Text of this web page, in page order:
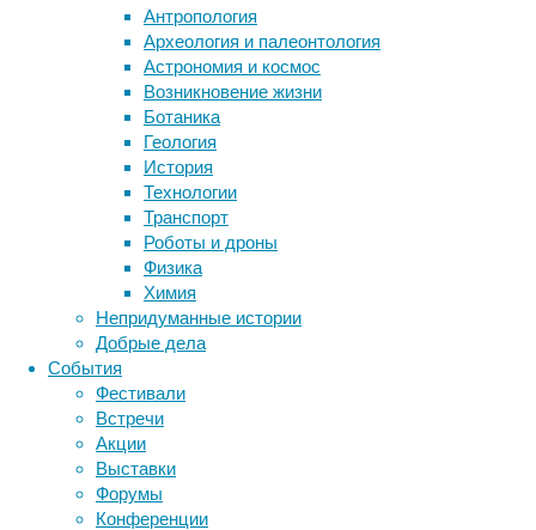
Антропология
Археология и палеонтология
Астрономия и космос
Возникновение жизни
Ботаника
Геология
История
Технологии
Транспорт
Роботы и дроны
Физика
Химия
Непридуманные истории
Добрые дела
События
Фестивали
Встречи
Акции
Выставки
Форумы
Конференции
результат.
Но
стоматологическая
эстетика
требует
последовательности.
Не
каждую
процедуру
стоит
делать
в
любой
момент.
ДНК бактерии биология
биотехнология вирусы восприятие
генетика дети
здоровье
инструменты и методы
исследования
лекарства медицина
мозг наука
нейробиология
нейрофизиология
поведение
сон социальные проблемы
физиология
эмоции эпидемия